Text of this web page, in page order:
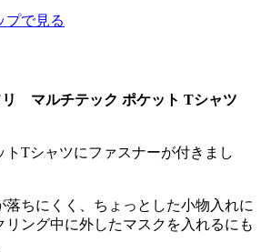
プで見る
マルチテック ポケット Tシャツ
トTシャツにファスナーが付きまし
落ちにくく、ちょっとした小物入れに
リング中に外したマスクを入れるにも